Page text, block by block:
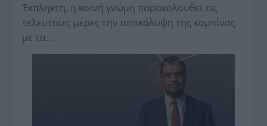
Έκπληκτη, η κοινή γνώμη παρακολουθεί τις
τελευταίες μέρες την αποκάλυψη της κο­μπίνας
με τα…